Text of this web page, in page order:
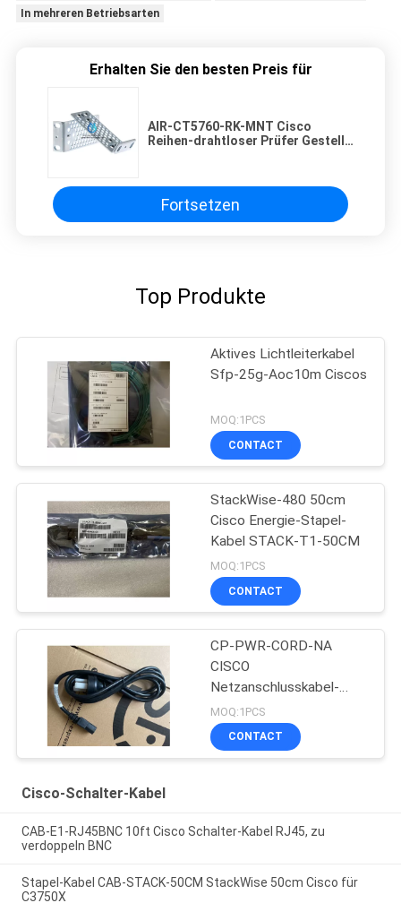
In mehreren Betriebsarten
Erhalten Sie den besten Preis für
AIR-CT5760-RK-MNT Cisco
Reihen-drahtloser Prüfer Gestell-
Fortsetzen
Top Produkte
Aktives Lichtleiterkabel
Sfp-25g-Aoc10m Ciscos
MOQ:1PCS
CONTACT
StackWise-480 50cm
Cisco Energie-Stapel-
Kabel STACK-T1-50CM
MOQ:1PCS
CONTACT
CP-PWR-CORD-NA
CISCO
Netzanschlusskabel-
Kabel
MOQ:1PCS
CONTACT
Cisco-Schalter-Kabel
CAB-E1-RJ45BNC 10ft Cisco Schalter-Kabel RJ45, zu
verdoppeln BNC
Stapel-Kabel CAB-STACK-50CM StackWise 50cm Cisco für
C3750X